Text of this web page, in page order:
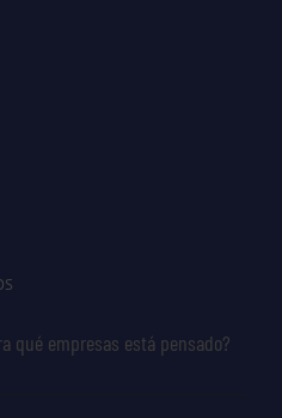
qué empresas está pensado?